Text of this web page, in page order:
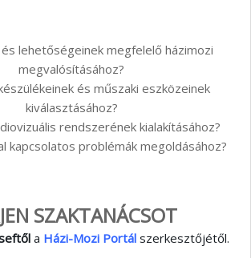
lehetőségeinek megfelelő házimozi
megvalósításához?
és műszaki eszközeinek
kiválasztásához?
rendszerének kialakításához?
kapcsolatos problémák megoldásához?
SZAKTANÁCSOT
a Házi-Mozi Portálszerkesztőjétől.